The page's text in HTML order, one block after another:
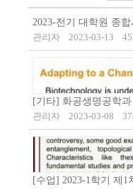
2023-전기 대학원 종
관리자
2023-03-13
[기타] 화공생명공학
관리자
2023-03-08
[수업] 2023-1학기 제1